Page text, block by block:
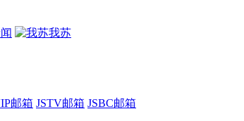
我苏
邮箱 JSTV邮箱 JSBC邮箱